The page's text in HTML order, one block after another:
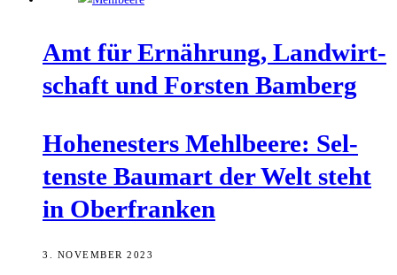
Amt für Ernäh­rung, Land­wirt­
schaft und Fors­ten Bamberg
Hohe­nes­ters Mehl­bee­re: Sel­
tens­te Baum­art der Welt steht
in Oberfranken
3. NOVEMBER 2023